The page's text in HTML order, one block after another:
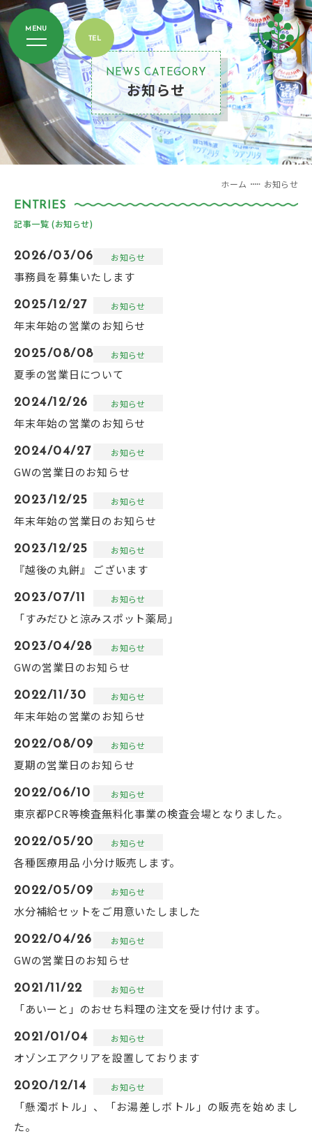
NEWS CATEGORY
お知らせ
ホーム お知らせ
記事一覧 (お知らせ)
2026/03/06 お知らせ
事務員を募集いたします
2025/12/27 お知らせ
年末年始の営業のお知らせ
2025/08/08 お知らせ
夏季の営業日について
2024/12/26 お知らせ
年末年始の営業のお知らせ
2024/04/27 お知らせ
GWの営業日のお知らせ
2023/12/25 お知らせ
年末年始の営業日のお知らせ
2023/12/25 お知らせ
『越後の丸餅』 ございます
2023/07/11 お知らせ
「すみだひと涼みスポット薬局」
2023/04/28 お知らせ
GWの営業日のお知らせ
2022/11/30 お知らせ
年末年始の営業のお知らせ
2022/08/09 お知らせ
夏期の営業日のお知らせ
2022/06/10 お知らせ
東京都PCR等検査無料化事業の検査会場となりました。
2022/05/20 お知らせ
各種医療用品 小分け販売します。
2022/05/09 お知らせ
水分補給セットをご用意いたしました
2022/04/26 お知らせ
GWの営業日のお知らせ
2021/11/22 お知らせ
「あいーと」のおせち料理の注文を受け付けます。
2021/01/04 お知らせ
オゾンエアクリアを設置しております
2020/12/14 お知らせ
「懸濁ボトル」、「お湯差しボトル」の販売を始めまし
た。